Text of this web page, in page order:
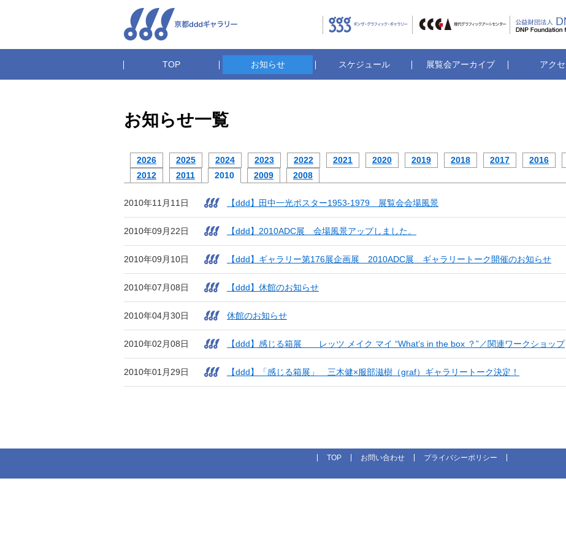
TOP お知らせ スケジュール 展覧会アーカイブ アク
ギンザ・グラフィック・ギャラリー
CCGA現代
お知らせ一覧
2026 2025 2024 2023 2022 2021 2020 2019 2018 2017 2016
2012
2011 2010 2009 2008
2010年11月11日 【ddd】田中一光ポスター1953-1979 展覧会会場風景
2010年09月22日 【ddd】2010ADC展 会場風景アップしました。
2010年09月10日 【ddd】ギャラリー第176展企画展 2010ADC展 ギャラリートーク開催のお知らせ
2010年07月08日 【ddd】休館のお知らせ
2010年04月30日 休館のお知らせ
2010年02月08日 【ddd】感じる箱展 レッツ メイク マイ “What’s in the box ？”／関連ワークショップ
2010年01月29日 【ddd】「感じる箱展」 三木健×服部滋樹（graf）ギャラリートーク決定！
TOP お問い合わせ プライバシーポリシー